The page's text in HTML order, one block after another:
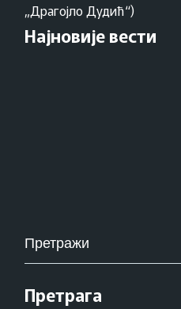
„Драгојло Дудић“)
Најновије вести
Pretraži
za:
Претрага